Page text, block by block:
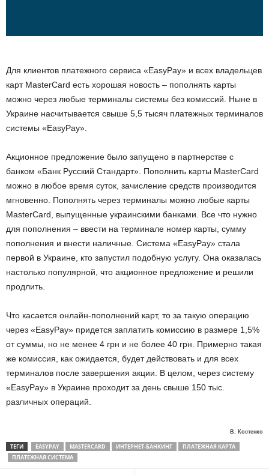
Для клиентов платежного сервиса «EasyPay» и всех владельцев
карт MasterCard есть хорошая новость – пополнять карты
можно через любые терминалы системы без комиссий. Ныне в
Украине насчитывается свыше 5,5 тысяч платежных терминалов
системы «EasyPay».
Акционное предложение было запущено в партнерстве с
банком «Банк Русский Стандарт». Пополнить карты MasterCard
можно в любое время суток, зачисление средств производится
мгновенно. Пополнять через терминалы можно любые карты
MasterCard, выпущенные украинскими банками. Все что нужно
для пополнения – ввести на терминале номер карты, сумму
пополнения и внести наличные. Система «EasyPay» стала
первой в Украине, кто запустил подобную услугу. Она оказалась
настолько популярной, что акционное предложение и решили
продлить.
Что касается онлайн-пополнений карт, то за такую операцию
через «EasyPay» придется заплатить комиссию в размере 1,5%
от суммы, но не менее 4 грн и не более 40 грн. Примерно такая
же комиссия, как ожидается, будет действовать и для всех
терминалов после завершения акции. В целом, через систему
«EasyPay» в Украине проходит за день свыше 150 тыс.
различных операций.
В. Костенко
ТЕГИ EASYPAY MASTERCARD ИНТЕРНЕТ-БАНКИНГ
ПЛАТЕЖНАЯ КАРТА
ПЛАТЕЖНАЯ СИСТЕМА